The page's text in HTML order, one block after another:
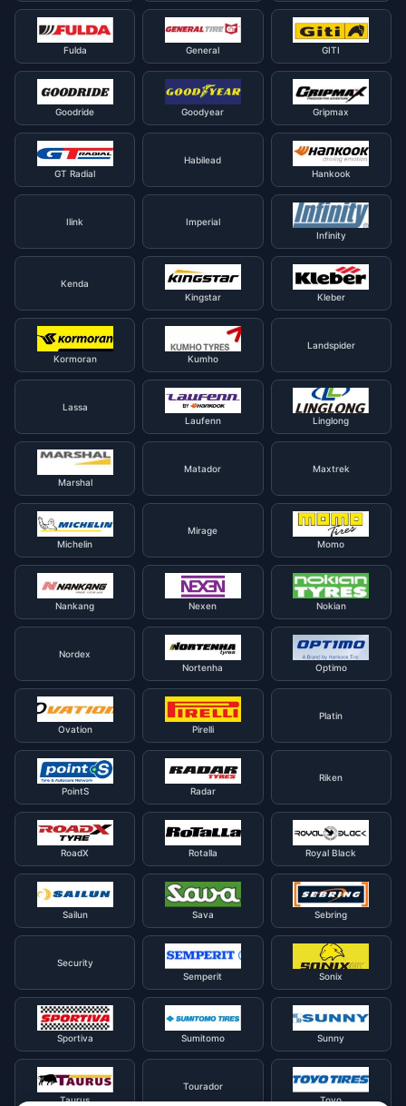
Fulda General GITI
Goodride Goodyear Gripmax
GT Radial
Habilead
Hankook
Ilink
Imperial
Infinity
Kenda
Kingstar
Kleber
Kormoran Kumho
Landspider
Lassa
Laufenn
Linglong
Marshal
Matador Maxtrek
Michelin
Mirage
Momo
Nankang Nexen Nokian
Nordex
Nortenha
Optimo
Ovation Pirelli
Platin
PointS Radar
Riken
RoadX Rotalla Royal Black
Sailun Sava Sebring
Security
Semperit
Sonix
Sportiva Sumitomo Sunny
Taurus
Tourador
Toyo